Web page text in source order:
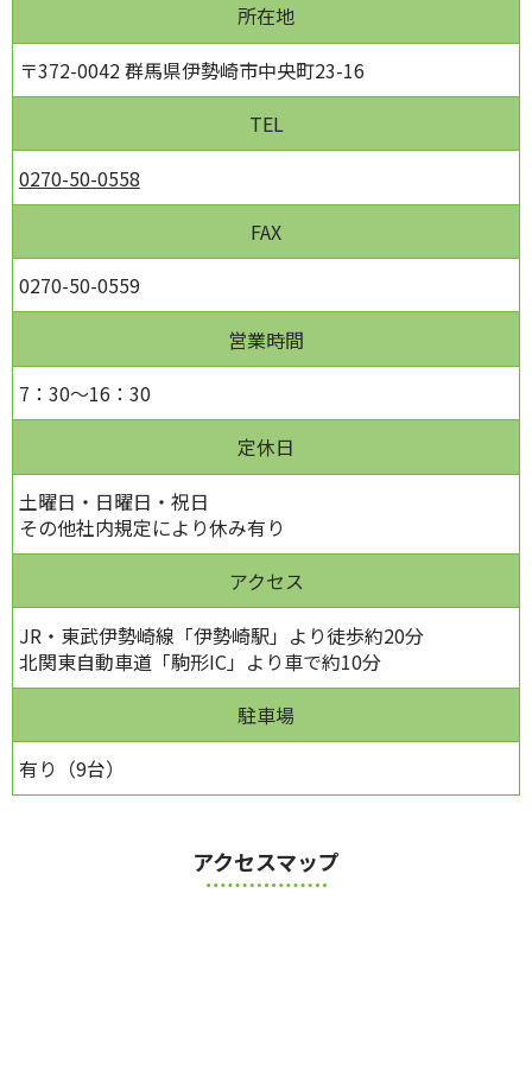
所在地
〒372-0042 群馬県伊勢崎市中央町23-16
TEL
0270-50-0558
FAX
0270-50-0559
営業時間
7：30～16：30
定休日
土曜日・日曜日・祝日
その他社内規定により休み有り
アクセス
JR・東武伊勢崎線「伊勢崎駅」より徒歩約20分
北関東自動車道「駒形IC」より車で約10分
駐車場
有り（9台）
アクセスマップ